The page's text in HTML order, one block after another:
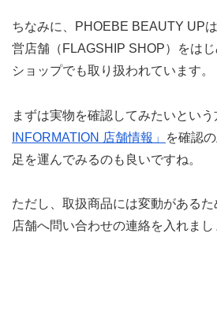
ちなみに、PHOEBE BEAUTY UP
営店舗（FLAGSHIP SHOP）をは
ショップでも取り扱われています。
まずは実物を確認してみたいという
INFORMATION 店舗情報」
を確認
足を運んでみるのも良いですね。
ただし、取扱商品には変動がある
店舗へ問い合わせの連絡を入れまし